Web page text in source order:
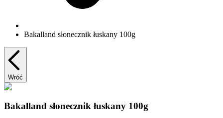
Bakalland słonecznik łuskany 100g
Wróć
Bakalland słonecznik łuskany 100g